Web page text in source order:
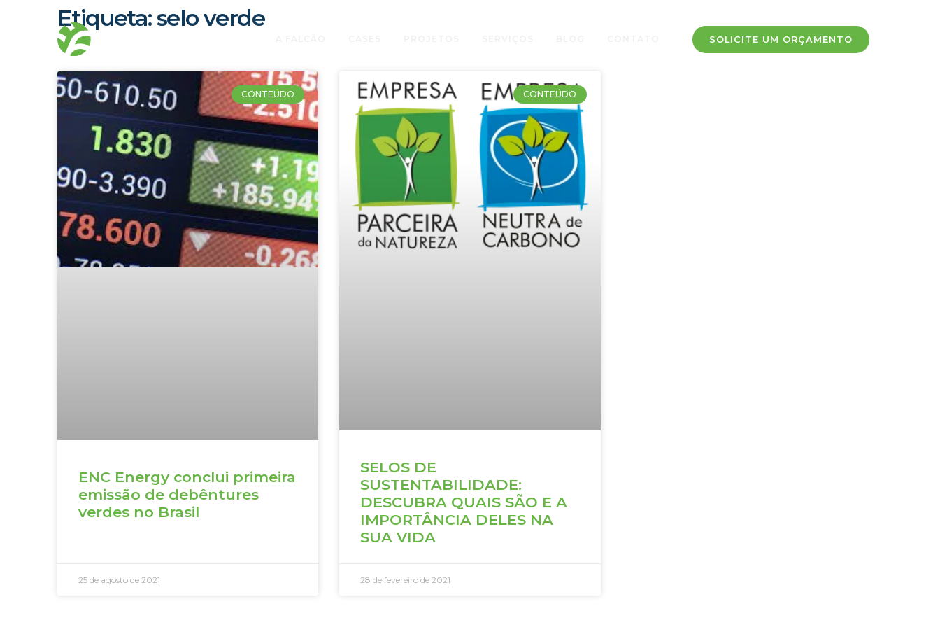
SOLICITE UM ORÇAMENTO
Etiqueta: selo verde
CONTEÚDO
ENC Energy conclui primeira
emissão de debêntures
verdes no Brasil
25 de agosto de 2021
CONTEÚDO
SELOS DE
SUSTENTABILIDADE:
DESCUBRA QUAIS SÃO E A
IMPORTÂNCIA DELES NA
SUA VIDA
28 de fevereiro de 2021